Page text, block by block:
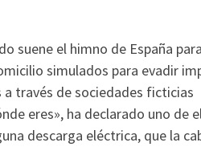
suene el himno de España
simulados para evadir
través de sociedades ficticias
eres», ha declarado uno de
descarga eléctrica, que la